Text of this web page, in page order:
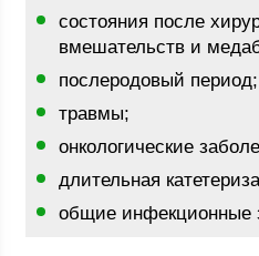
состояния после
вмешательств и
послеродовый период;
травмы;
онкологические
длительная
общие инфекционные